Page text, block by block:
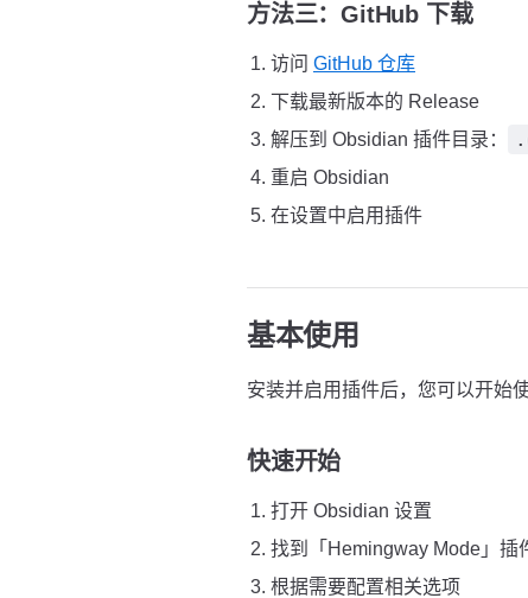
方法三：GitHub 下载
访问 GitHub 仓库
下载最新版本的 Release
解压到 Obsidian 插件目录：
重启 Obsidian
在设置中启用插件
基本使用
安装并启用插件后，您可以开始
快速开始
打开 Obsidian 设置
找到「Hemingway Mode」插
根据需要配置相关选项